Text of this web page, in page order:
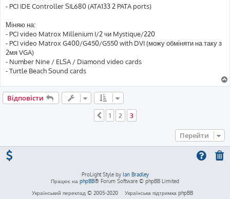
- PCI IDE Controller SIL680 (ATA133 2 PATA ports)
Міняю на:
- PCI video Matrox Millenium I/2 чи Mystique/220
- PCI video Matrox G400/G450/G550 with DVI (можу обміняти на таку з
2мя VGA)
- Number Nine / ELSA / Diamond video cards
- Turtle Beach Sound cards
Відповісти
Поперед.
1 2 3
Перейти
ProLight Style by Ian Bradley
Працює на phpBB® Forum Software © phpBB Limited
Український переклад © 2005-2020
Українська підтримка phpBB